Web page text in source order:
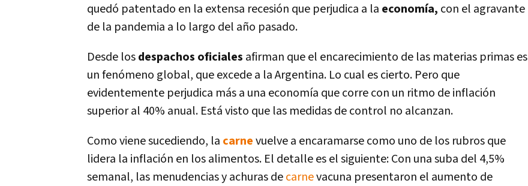
quedó patentado en la extensa recesión que perjudica a la economía, con el agravante
de la pandemia a lo largo del año pasado.
Desde losdespachos oficiales afirman que el encarecimiento de las materias primas es
un fenómeno global, que excede a la Argentina. Lo cual es cierto. Pero que
evidentemente perjudica más a una economía que corre con un ritmo de inflación
superior al 40% anual. Está visto que las medidas de control no alcanzan.
Como viene sucediendo, la carnevuelve a encaramarse como uno de los rubros que
lidera la inflación en los alimentos. El detalle es el siguiente: Con una suba del 4,5%
semanal, las menudencias y achuras decarnevacuna presentaron el aumento de